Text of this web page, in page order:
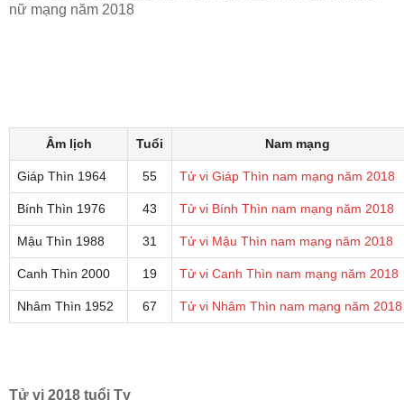
nữ mạng năm 2018
Âm lịch Tuổi Nam mạng
Giáp Thìn 1964 55 Tử vi Giáp Thìn nam mạng năm 2018
Bính Thìn 1976 43 Tử vi Bính Thìn nam mạng năm 2018
Mậu Thìn 1988 31 Tử vi Mậu Thìn nam mạng năm 2018
Canh Thìn 2000 19 Tử vi Canh Thìn nam mạng năm 2018
Nhâm Thìn 1952 67 Tử vi Nhâm Thìn nam mạng năm 2018
Tử vi 2018 tuổi Tỵ